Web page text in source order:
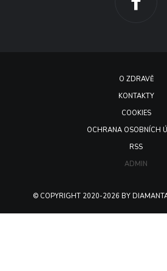
O ZDRAVĚ
KONTAKTY
COOKIES
OCHRANA OSOBNÍCH
RSS
ADMIN
© COPYRIGHT 2020-2026 BY